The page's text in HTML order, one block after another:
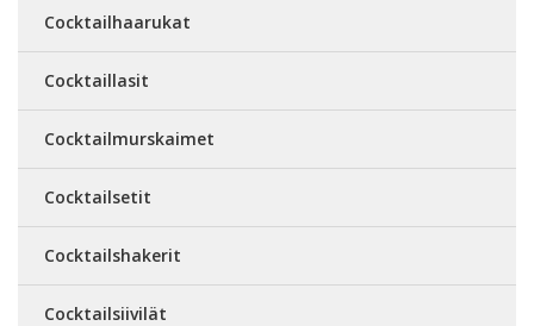
Cocktailhaarukat
Cocktaillasit
Cocktailmurskaimet
Cocktailsetit
Cocktailshakerit
Cocktailsiivilät